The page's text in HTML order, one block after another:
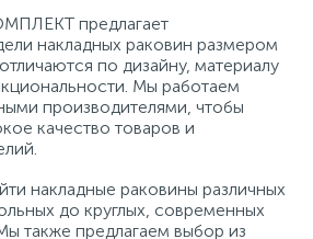
предлагает
накладных раковин размером
по дизайну, материалу
Мы работаем
производителями, чтобы
качество товаров и
накладные раковины различных
до круглых, современных
также предлагаем выбор из